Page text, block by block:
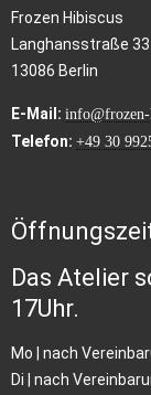
Frozen Hibiscus
Langhansstraße 33
13086 Berlin
E-Mail: info@frozen-
Telefon: +49 30
Das Atelier
17Uhr.
Mo | nach
Di | nach